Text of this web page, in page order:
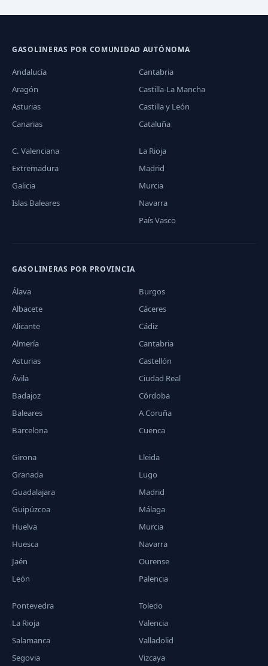
GASOLINERAS POR COMUNIDAD AUTÓNOMA
Andalucía
Aragón
Asturias
Canarias
Cantabria
Castilla-La Mancha
Castilla y León
Cataluña
C. Valenciana
Extremadura
Galicia
Islas Baleares
La Rioja
Madrid
Murcia
Navarra
País Vasco
GASOLINERAS POR PROVINCIA
Álava
Albacete
Alicante
Almería
Asturias
Ávila
Badajoz
Baleares
Barcelona
Burgos
Cáceres
Cádiz
Cantabria
Castellón
Ciudad Real
Córdoba
A Coruña
Cuenca
Girona
Granada
Guadalajara
Guipúzcoa
Huelva
Huesca
Jaén
León
Lleida
Lugo
Madrid
Málaga
Murcia
Navarra
Ourense
Palencia
Pontevedra
La Rioja
Salamanca
Segovia
Toledo
Valencia
Valladolid
Vizcaya